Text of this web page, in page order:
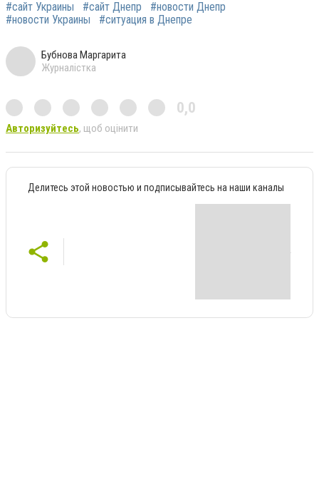
#сайт Украины
#сайт Днепр
#новости Днепр
#новости Украины
#ситуация в Днепре
Бубнова Маргарита
Журналістка
0,0
Авторизуйтесь, щоб оцінити
Делитесь этой новостью и подписывайтесь на наши каналы